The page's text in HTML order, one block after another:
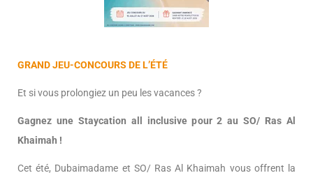
GRAND JEU-CONCOURS DE L’ÉTÉ
Et si vous prolongiez un peu les vacances ?
Gagnez une Staycation all inclusive pour 2 au SO/ Ras Al
Khaimah !
Cet été, Dubaimadame et SO/ Ras Al Khaimah vous offrent la